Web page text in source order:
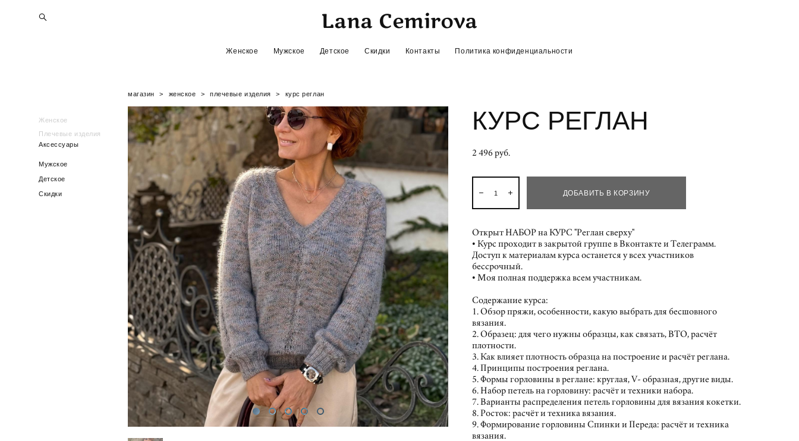
Lana Cemirova
Женское Мужское Детское Скидки Контакты Политика конфиденциальности
Lana Cemirova
Женское Мужское Детское Скидки Контакты Политика конфиденциальности
Женское
Плечевые изделия
Аксессуары
Мужское
Детское
Скидки
магазин > женское > плечевые изделия > курс реглан
КУРС РЕГЛАН
2 496 pуб.
ДОБАВИТЬ В КОРЗИНУ
Открыт НАБОР на КУРС "Реглан сверху"
• Курс проходит в закрытой группе в Вконтакте и Телеграмм.
Доступ к материалам курса останется у всех участников
бессрочный.
• Моя полная поддержка всем участникам.
Содержание курса:
1. Обзор пряжи, особенности, какую выбрать для бесшовного
вязания.
2. Образец: для чего нужны образцы, как связать, ВТО, расчёт
плотности.
3. Как влияет плотность образца на построение и расчёт реглана.
4. Принципы построения реглана.
5. Формы горловины в реглане: круглая, V- образная, другие виды.
6. Набор петель на горловину: расчёт и техники набора.
7. Варианты распределения петель горловины для вязания кокетки.
8. Росток: расчёт и техника вязания.
9. Формирование горловины Спинки и Переда: расчёт и техника
вязания.